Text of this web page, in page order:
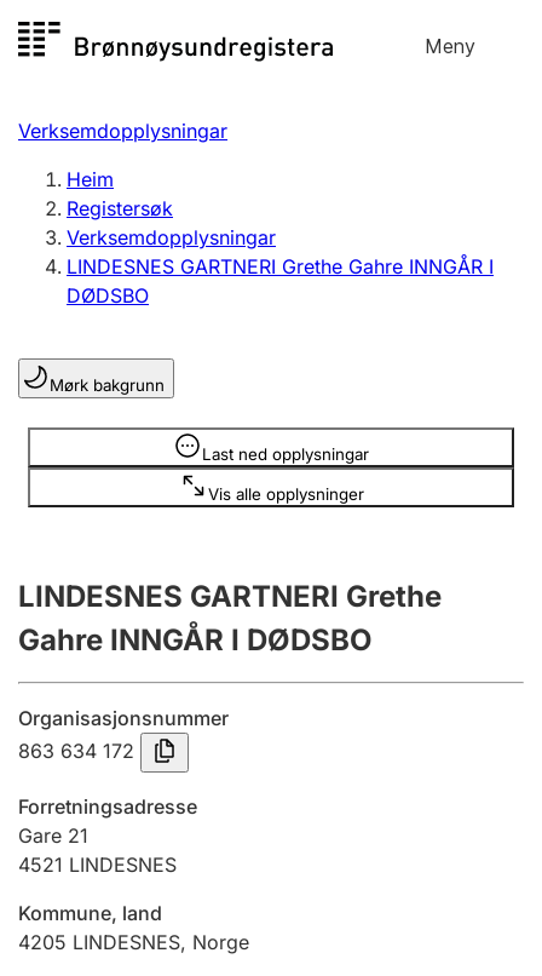
til
Meny
Registersøk
Aksjeselskap
Enkeltpersonføretak
Registrere, endre, slette
Lag og foreining
Registrere, endre, slette
Fleire organisasjonsformer
Årsrekneskap
Innsending og forseinkingsgebyr
Tinglysing
Jeger
Betaling og jegeravgiftskort
Ektepaktrettleiaren
Verksemdopplysningar
Heim
Registersøk
Verksemdopplysningar
LINDESNES GARTNERI Grethe Gahre INNGÅR I
DØDSBO
Mørk bakgrunn
Last ned opplysningar
Vis alle opplysninger
Opplysninger er skjult
LINDESNES GARTNERI Grethe
Gahre INNGÅR I DØDSBO
Organisasjonsnummer
863 634 172
Forretningsadresse
Gare 21
4521 LINDESNES
Kommune, land
4205 LINDESNES, Norge